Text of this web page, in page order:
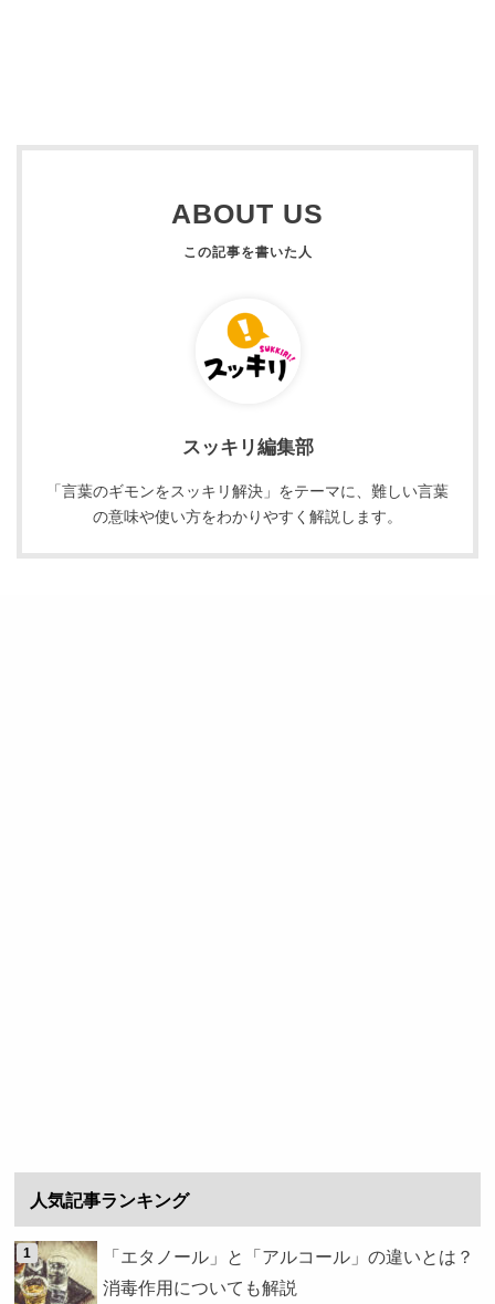
ABOUT US
スッキリ編集部
「言葉のギモンをスッキリ解決」をテーマに、難しい言葉
の意味や使い方をわかりやすく解説します。
人気記事ランキング
「エタノール」と「アルコール」の違いとは？
消毒作用についても解説